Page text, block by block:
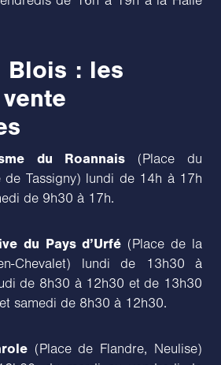
Blois : les
du Roannais (Place du
de Tassigny) lundi de 14h à 17h
de 9h30 à 17h.
du Pays d’Urfé (Place de la
en-Chevalet) lundi de 13h30 à
de 8h30 à 12h30 et de 13h30
samedi de 8h30 à 12h30.
(Place de Flandre, Neulise)